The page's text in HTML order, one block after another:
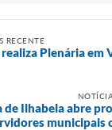
RECENTE
Plenária em
de Ilhabela abre
municipais